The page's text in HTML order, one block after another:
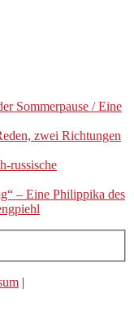
Sommerpause / Eine
zwei Richtungen
russische
– Eine Philippika des
|